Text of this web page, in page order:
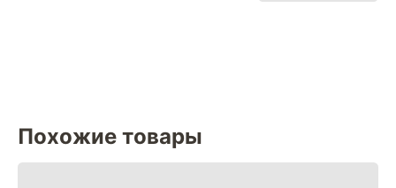
Похожие товары